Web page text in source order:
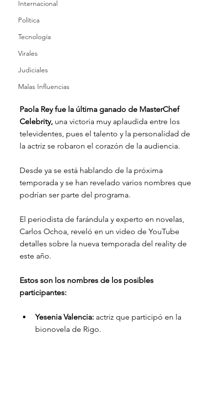
Internacional
Política
Tecnología
Virales
Judiciales
Malas Influencias
Paola Rey fue la última ganado de MasterChef
Celebrity, una victoria muy aplaudida entre los
televidentes, pues el talento y la personalidad de
la actriz se robaron el corazón de la audiencia.
Desde ya se está hablando de la próxima
temporada y se han revelado varios nombres que
podrían ser parte del programa.
El periodista de farándula y experto en novelas,
Carlos Ochoa, reveló en un video de YouTube
detalles sobre la nueva temporada del reality de
este año.
Estos son los nombres de los posibles
participantes:
Yesenia Valencia: actriz que participó en la
bionovela de Rigo.